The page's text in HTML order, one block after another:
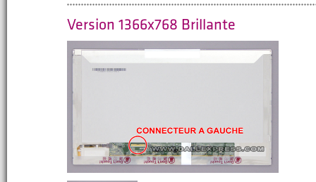
Version 1366x768 Brillante